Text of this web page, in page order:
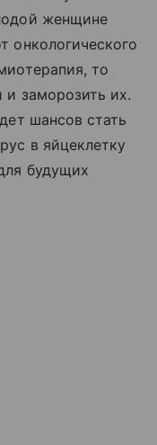
женщине
онкологического
то
и заморозить их.
шансов стать
в яйцеклетку
будущих